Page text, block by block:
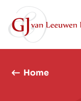
Skip to content
Home